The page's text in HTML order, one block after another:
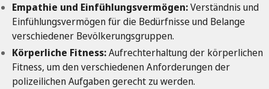
Empathie und Einfühlungsvermögen:Verständnis und
Einfühlungsvermögen für die Bedürfnisse und Belange
verschiedener Bevölkerungsgruppen.
Körperliche Fitness:Aufrechterhaltung der körperlichen
Fitness, um den verschiedenen Anforderungen der
polizeilichen Aufgaben gerecht zu werden.